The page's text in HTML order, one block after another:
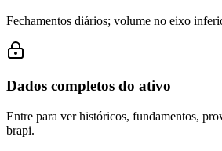
Fechamentos diários; volume no eixo
Dados completos do ativo
Entre para ver históricos, fundamentos,
brapi.